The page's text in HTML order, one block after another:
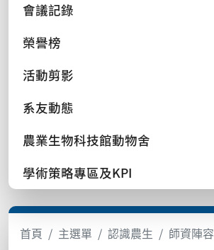
會議記錄
榮譽榜
活動剪影
系友動態
農業生物科技館動物舍
學術策略專區及KPI
首頁 主選單 認識農生 師資陣容